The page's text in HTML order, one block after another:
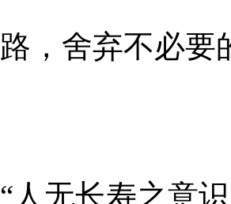
，舍弃不必要
人无长寿之意